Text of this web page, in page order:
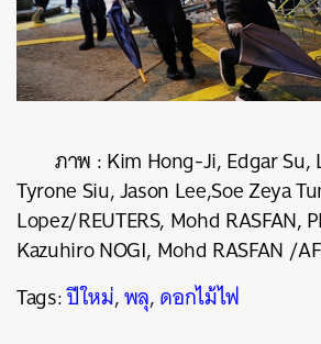
ภาพ :Kim Hong-Ji, Edgar Su,
Tyrone Siu, Jason Lee,Soe Zeya
Lopez/REUTERS, Mohd RASFAN,
Kazuhiro NOGI, Mohd RASFAN /
Tags:ปีใหม่,พลุ,ดอกไม้ไฟ